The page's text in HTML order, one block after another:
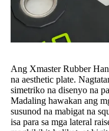
Ang Xmaster Rubber
na aesthetic plate.
simetriko na disenyo na
Madaling hawakan ang
susunod na mabigat na
isa para sa mga lateral